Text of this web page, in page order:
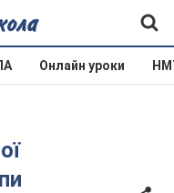
Онлайн уроки